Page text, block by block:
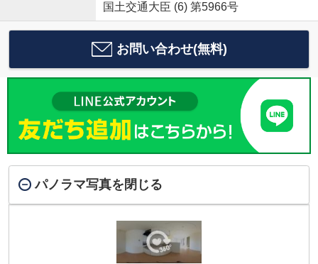
国土交通大臣 (6) 第5966号
お問い合わせ(無料)
パノラマ写真を閉じる